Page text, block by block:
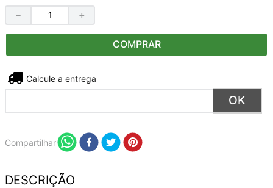
＋
－
COMPRAR
Não sei meu CEP
Compartilhar
DESCRIÇÃO